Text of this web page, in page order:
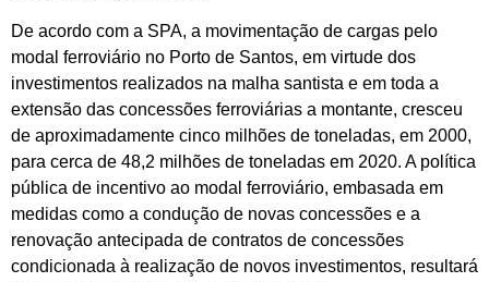
De acordo com a SPA, a movimentação de cargas pelo
modal ferroviário no Porto de Santos, em virtude dos
investimentos realizados na malha santista e em toda a
extensão das concessões ferroviárias a montante, cresceu
de aproximadamente cinco milhões de toneladas, em 2000,
para cerca de 48,2 milhões de toneladas em 2020. A política
pública de incentivo ao modal ferroviário, embasada em
medidas como a condução de novas concessões e a
renovação antecipada de contratos de concessões
condicionada à realização de novos investimentos, resultará